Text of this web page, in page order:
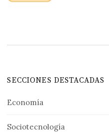
SECCIONES DESTACADAS
Economía
Sociotecnología